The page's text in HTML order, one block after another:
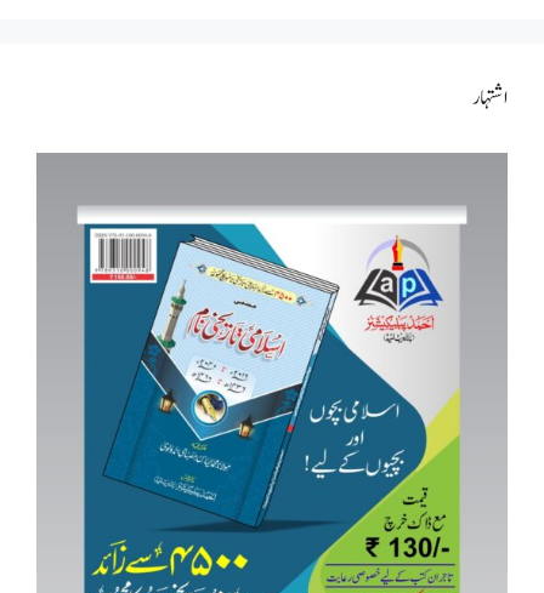
اشتہار